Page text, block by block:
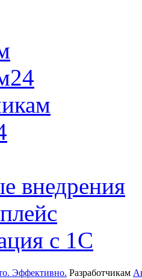
внедрения
с 1С
Разработчикам